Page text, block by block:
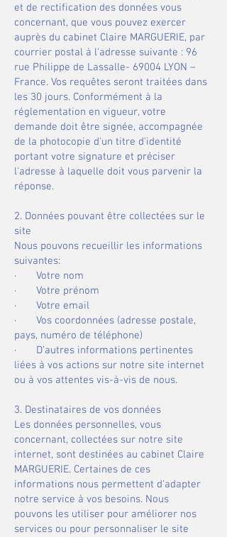
et de rectification des données vous
concernant, que vous pouvez exercer
auprès du cabinet Claire MARGUERIE, par
courrier postal à l'adresse suivante : 96
rue Philippe de Lassalle- 69004 LYON –
France. Vos requêtes seront traitées dans
les 30 jours. Conformément à la
réglementation en vigueur, votre
demande doit être signée, accompagnée
de la photocopie d'un titre d'identité
portant votre signature et préciser
l'adresse à laquelle doit vous parvenir la
réponse.
2. Données pouvant être collectées sur le
site
​Nous pouvons recueillir les informations
suivantes:
· Votre nom
· Votre prénom
· Votre email
· Vos coordonnées (adresse postale,
pays, numéro de téléphone)
· D’autres informations pertinentes
liées à vos actions sur notre site internet
ou à vos attentes vis-à-vis de nous.
​3. Destinataires de vos données
​​Les données personnelles, vous
concernant, collectées sur notre site
internet, sont destinées au cabinet Claire
MARGUERIE. Certaines de ces
informations nous permettent d'adapter
notre service à vos besoins. Nous
pouvons les utiliser pour améliorer nos
services ou pour personnaliser le site